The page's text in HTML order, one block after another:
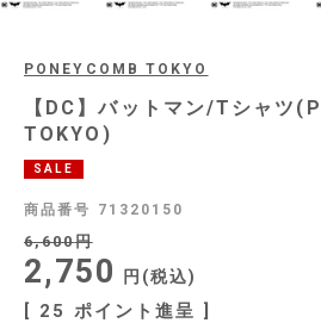
PONEYCOMB TOKYO
【DC】バットマン/Tシャツ
TOKYO)
SALE
商品番号 71320150
6,600
2,750 税込
[ 25 ポイント進呈 ]